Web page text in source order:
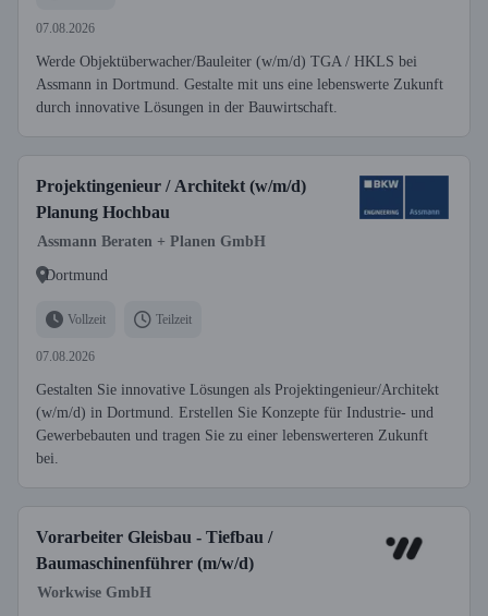
07.08.2026
Werde Objektüberwacher/Bauleiter (w/m/d) TGA / HKLS bei
Assmann in Dortmund. Gestalte mit uns eine lebenswerte Zukunft
durch innovative Lösungen in der Bauwirtschaft.
Projektingenieur / Architekt (w/m/d)
Planung Hochbau
Assmann Beraten + Planen GmbH
Dortmund
Vollzeit Teilzeit
07.08.2026
Gestalten Sie innovative Lösungen als Projektingenieur/Architekt
(w/m/d) in Dortmund. Erstellen Sie Konzepte für Industrie- und
Gewerbebauten und tragen Sie zu einer lebenswerteren Zukunft
bei.
Vorarbeiter Gleisbau - Tiefbau /
Baumaschinenführer (m/w/d)
Workwise GmbH